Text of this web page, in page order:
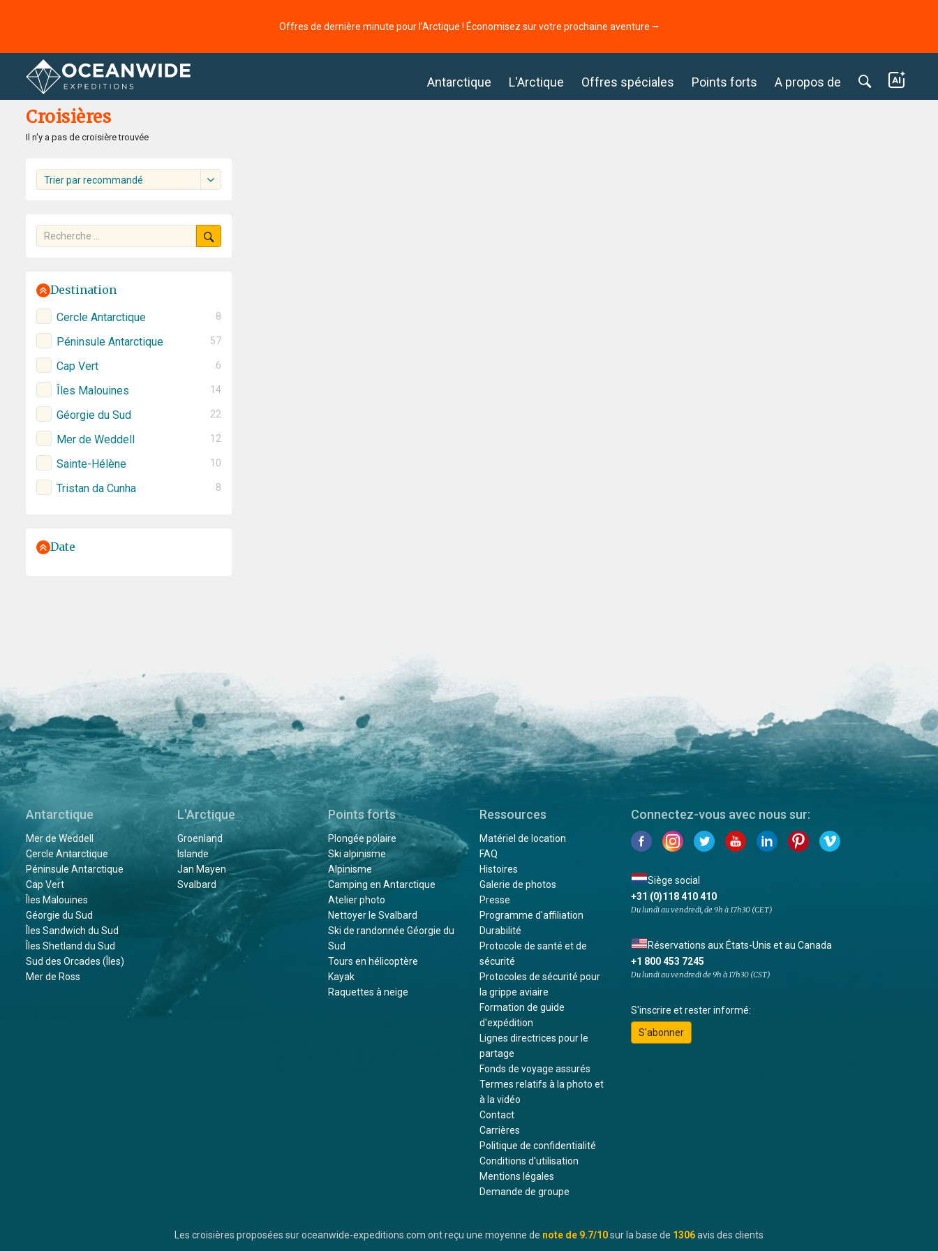
Offres de dernière minute pour l’Arctique ! Économisez sur votre prochaine aventure ⭢
Antarctique L'Arctique Offres spéciales Points forts A propos de
Accueil Croisières
Croisières
Il n'y a pas de croisière trouvée
Trier par recommandé
Destination
Cercle Antarctique 8
Péninsule Antarctique 57
Cap Vert 6
Îles Malouines 14
Géorgie du Sud 22
Mer de Weddell 12
Sainte-Hélène 10
Tristan da Cunha 8
Date
Antarctique
Mer de Weddell
Cercle Antarctique
Péninsule Antarctique
Cap Vert
Îles Malouines
Géorgie du Sud
Îles Sandwich du Sud
Îles Shetland du Sud
Sud des Orcades (Îles)
Mer de Ross
L'Arctique
Groenland
Islande
Jan Mayen
Svalbard
Points forts
Plongée polaire
Ski alpinisme
Alpinisme
Camping en Antarctique
Atelier photo
Nettoyer le Svalbard
Ski de randonnée Géorgie du
Sud
Tours en hélicoptère
Kayak
Raquettes à neige
Ressources
Matériel de location
FAQ
Histoires
Galerie de photos
Presse
Programme d'affiliation
Durabilité
Protocole de santé et de
sécurité
Protocoles de sécurité pour
la grippe aviaire
Formation de guide
d'expédition
Lignes directrices pour le
partage
Fonds de voyage assurés
Termes relatifs à la photo et
à la vidéo
Contact
Carrières
Politique de confidentialité
Conditions d'utilisation
Mentions légales
Demande de groupe
Connectez-vous avec nous sur:
Siège social
+31 (0)118 410 410
Du lundi au vendredi, de 9h à 17h30 (CET)
Réservations aux États-Unis et au Canada
+1 800 453 7245
Du lundi au vendredi de 9h à 17h30 (CST)
S'inscrire et rester informé:
S'abonner
Les croisières proposées sur oceanwide-expeditions.com ont reçu une moyenne de note de 9.7/10sur la base de 1306avis des clients